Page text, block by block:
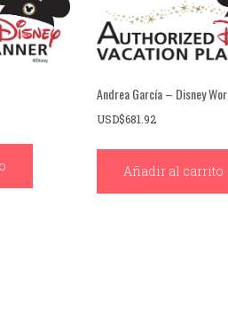
Andrea García – Disney
USD$681.92
Añadir al carrito